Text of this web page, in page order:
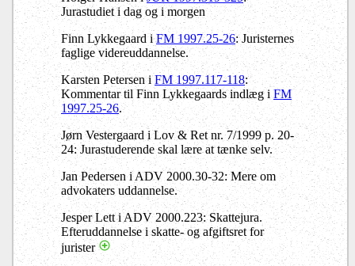
Jurastudiet i dag og i morgen
Finn Lykkegaard iFM 1997.25-26: Juristernes
faglige videreuddannelse.
Karsten Petersen iFM 1997.117-118:
Kommentar til Finn Lykkegaards indlæg i FM
1997.25-26.
Jørn Vestergaard i Lov & Ret nr. 7/1999 p. 20-
24: Jurastuderende skal lære at tænke selv.
Jan Pedersen i ADV 2000.30-32: Mere om
advokaters uddannelse.
Jesper Lett i ADV 2000.223: Skattejura.
Efteruddannelse i skatte- og afgiftsret for
jurister